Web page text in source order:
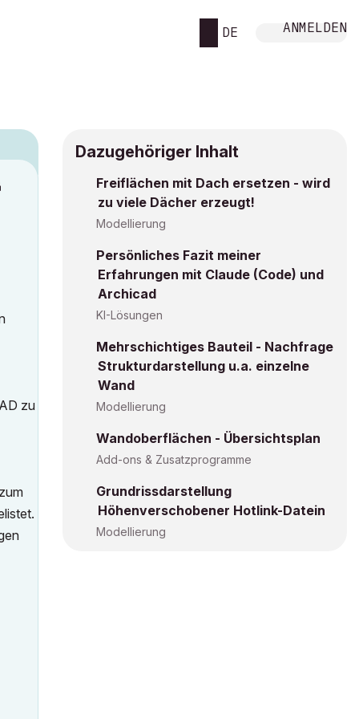
DE ANMELDEN
zu
Dazugehöriger Inhalt
Freiflächen mit Dach ersetzen - wird
zu viele Dächer erzeugt!
Modellierung
Persönliches Fazit meiner
Erfahrungen mit Claude (Code) und
Archicad
KI-Lösungen
Mehrschichtiges Bauteil - Nachfrage
Strukturdarstellung u.a. einzelne
Wand
Modellierung
Wandoberflächen - Übersichtsplan
Add-ons & Zusatzprogramme
Grundrissdarstellung
Höhenverschobener Hotlink-Datein
Modellierung